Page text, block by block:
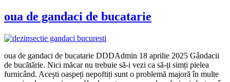
oua de gandaci de bucatarie
oua de gandaci de bucatarie DDDAdmin 18 aprilie 2025 Gândacii
de bucătărie. Nici măcar nu trebuie să-i vezi ca să-ți simți pielea
furnicând. Acești oaspeți nepoftiți sunt o problemă majoră în multe